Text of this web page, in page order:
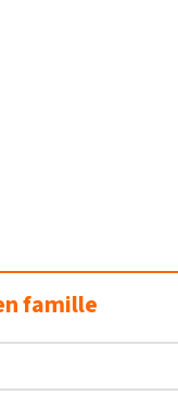
famille